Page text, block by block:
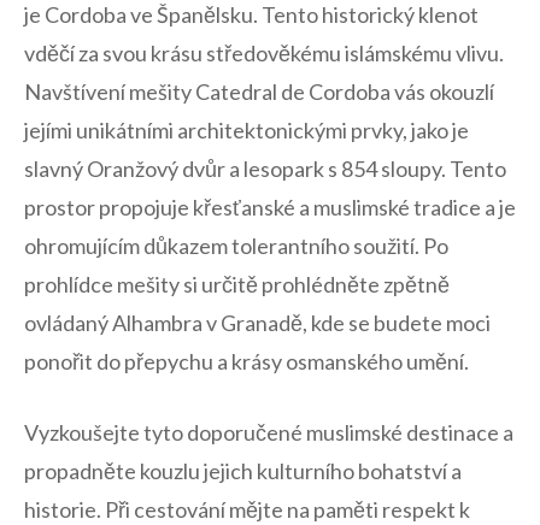
je Cordoba ve Španělsku. Tento historický klenot
vděčí za ⁤svou krásu středověkému islámskému vlivu.
Navštívení mešity Catedral de Cordoba vás okouzlí
jejími unikátními architektonickými ‌prvky, ⁤jako je
slavný ‌Oranžový dvůr a lesopark s 854 sloupy. ⁢Tento
prostor propojuje křesťanské a muslimské tradice a je
ohromujícím důkazem ‌tolerantního soužití. Po
prohlídce mešity si určitě prohlédněte zpětně
ovládaný Alhambra v Granadě, kde se budete moci
ponořit ‌do přepychu a krásy osmanského umění.
Vyzkoušejte tyto⁤ doporučené muslimské destinace a
propadněte kouzlu jejich kulturního bohatství⁣ a‍
historie. Při cestování mějte na paměti respekt k